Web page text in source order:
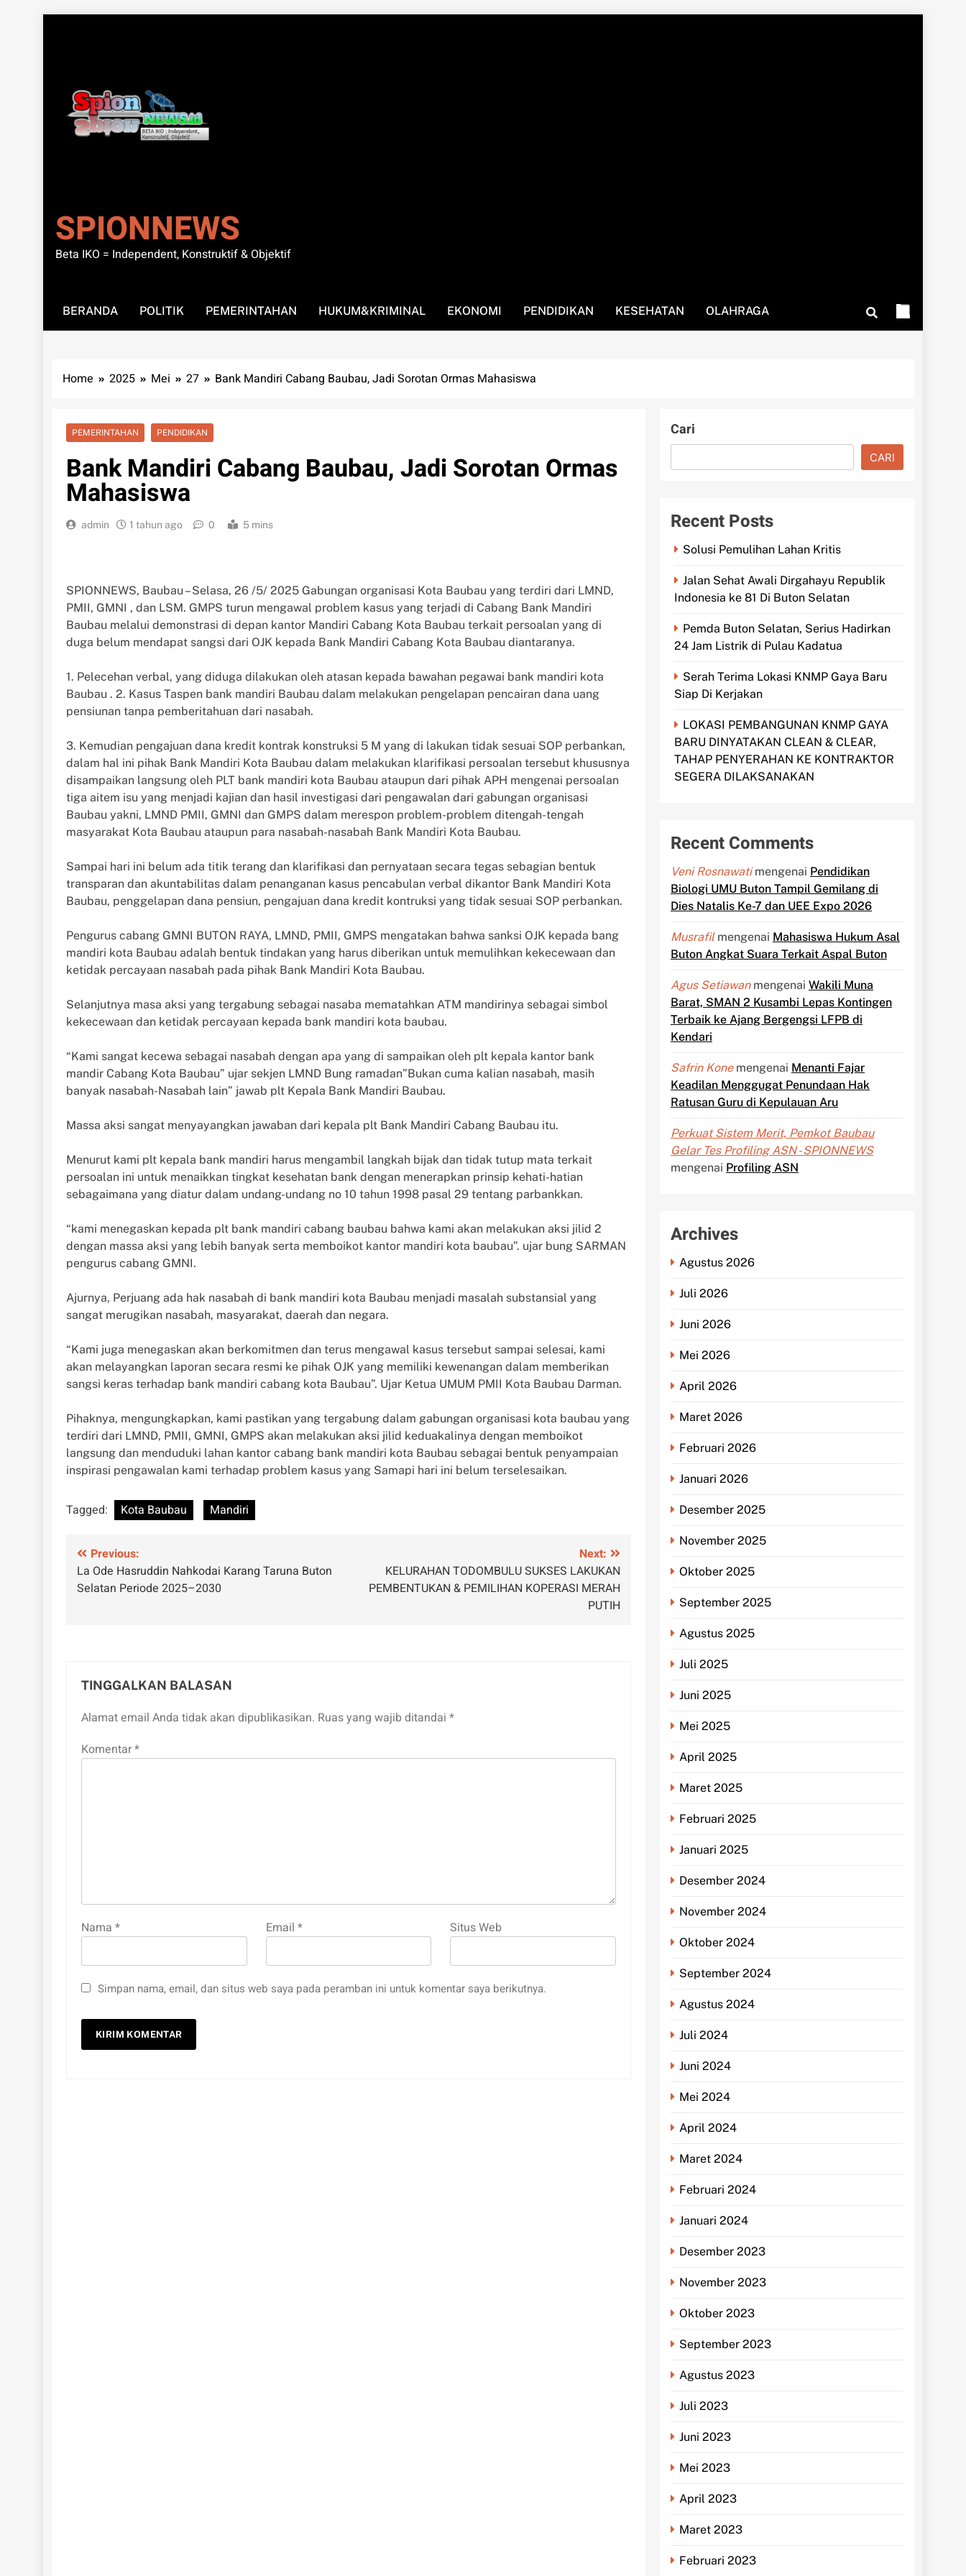
SPIONNEWS
Beta IKO = Independent, Konstruktif & Objektif
BERANDA POLITIK PEMERINTAHAN HUKUM&KRIMINAL EKONOMI PENDIDIKAN KESEHATAN OLAHRAGA
Home 2025 Mei 27 Bank Mandiri Cabang Baubau, Jadi Sorotan Ormas Mahasiswa
PEMERINTAHAN PENDIDIKAN
Bank Mandiri Cabang Baubau, Jadi Sorotan Ormas
Mahasiswa
admin 1 tahun ago 0 5 mins
SPIONNEWS, Baubau – Selasa, 26 /5/ 2025 Gabungan organisasi Kota Baubau yang terdiri dari LMND,
PMII, GMNI , dan LSM. GMPS turun mengawal problem kasus yang terjadi di Cabang Bank Mandiri
Baubau melalui demonstrasi di depan kantor Mandiri Cabang Kota Baubau terkait persoalan yang di
duga belum mendapat sangsi dari OJK kepada Bank Mandiri Cabang Kota Baubau diantaranya.
1. Pelecehan verbal, yang diduga dilakukan oleh atasan kepada bawahan pegawai bank mandiri kota
Baubau . 2. Kasus Taspen bank mandiri Baubau dalam melakukan pengelapan pencairan dana uang
pensiunan tanpa pemberitahuan dari nasabah.
3. Kemudian pengajuan dana kredit kontrak konstruksi 5 M yang di lakukan tidak sesuai SOP perbankan,
dalam hal ini pihak Bank Mandiri Kota Baubau dalam melakukan klarifikasi persoalan tersebut khususnya
disampaikan langsung oleh PLT bank mandiri kota Baubau ataupun dari pihak APH mengenai persoalan
tiga aitem isu yang menjadi kajian dan hasil investigasi dari pengawalan dari gabungan organisasi
Baubau yakni, LMND PMII, GMNI dan GMPS dalam merespon problem-problem ditengah-tengah
masyarakat Kota Baubau ataupun para nasabah-nasabah Bank Mandiri Kota Baubau.
Sampai hari ini belum ada titik terang dan klarifikasi dan pernyataan secara tegas sebagian bentuk
transparan dan akuntabilitas dalam penanganan kasus pencabulan verbal dikantor Bank Mandiri Kota
Baubau, penggelapan dana pensiun, pengajuan dana kredit kontruksi yang tidak sesuai SOP perbankan.
Pengurus cabang GMNI BUTON RAYA, LMND, PMII, GMPS mengatakan bahwa sanksi OJK kepada bang
mandiri kota Baubau adalah bentuk tindakan yang harus diberikan untuk memulihkan kekecewaan dan
ketidak percayaan nasabah pada pihak Bank Mandiri Kota Baubau.
Selanjutnya masa aksi yang tergabung sebagai nasaba mematahkan ATM mandirinya sebagai simbol
kekecewaan dan ketidak percayaan kepada bank mandiri kota baubau.
“Kami sangat kecewa sebagai nasabah dengan apa yang di sampaikan oleh plt kepala kantor bank
mandir Cabang Kota Baubau” ujar sekjen LMND Bung ramadan”Bukan cuma kalian nasabah, masih
banyak nasabah-Nasabah lain” jawab plt Kepala Bank Mandiri Baubau.
Massa aksi sangat menyayangkan jawaban dari kepala plt Bank Mandiri Cabang Baubau itu.
Menurut kami plt kepala bank mandiri harus mengambil langkah bijak dan tidak tutup mata terkait
persoalan ini untuk menaikkan tingkat kesehatan bank dengan menerapkan prinsip kehati-hatian
sebagaimana yang diatur dalam undang-undang no 10 tahun 1998 pasal 29 tentang parbankkan.
“kami menegaskan kepada plt bank mandiri cabang baubau bahwa kami akan melakukan aksi jilid 2
dengan massa aksi yang lebih banyak serta memboikot kantor mandiri kota baubau”. ujar bung SARMAN
pengurus cabang GMNI.
Ajurnya, Perjuang ada hak nasabah di bank mandiri kota Baubau menjadi masalah substansial yang
sangat merugikan nasabah, masyarakat, daerah dan negara.
“Kami juga menegaskan akan berkomitmen dan terus mengawal kasus tersebut sampai selesai, kami
akan melayangkan laporan secara resmi ke pihak OJK yang memiliki kewenangan dalam memberikan
sangsi keras terhadap bank mandiri cabang kota Baubau”. Ujar Ketua UMUM PMII Kota Baubau Darman.
Pihaknya, mengungkapkan, kami pastikan yang tergabung dalam gabungan organisasi kota baubau yang
terdiri dari LMND, PMII, GMNI, GMPS akan melakukan aksi jilid keduakalinya dengan memboikot
langsung dan menduduki lahan kantor cabang bank mandiri kota Baubau sebagai bentuk penyampaian
inspirasi pengawalan kami terhadap problem kasus yang Samapi hari ini belum terselesaikan.
Tagged: Kota Baubau Mandiri
Navigasi
pos
Previous:
La Ode Hasruddin Nahkodai Karang Taruna Buton
Selatan Periode 2025–2030
Next:
KELURAHAN TODOMBULU SUKSES LAKUKAN
PEMBENTUKAN & PEMILIHAN KOPERASI MERAH
PUTIH
TINGGALKAN BALASAN
Alamat email Anda tidak akan dipublikasikan. Ruas yang wajib ditandai *
Komentar*
Nama * Email * Situs Web
Simpan nama, email, dan situs web saya pada peramban ini untuk komentar saya berikutnya.
Cari
CARI
Recent Posts
Solusi Pemulihan Lahan Kritis
Jalan Sehat Awali Dirgahayu Republik
Indonesia ke 81 Di Buton Selatan
Pemda Buton Selatan, Serius Hadirkan
24 Jam Listrik di Pulau Kadatua
Serah Terima Lokasi KNMP Gaya Baru
Siap Di Kerjakan
LOKASI PEMBANGUNAN KNMP GAYA
BARU DINYATAKAN CLEAN & CLEAR,
TAHAP PENYERAHAN KE KONTRAKTOR
SEGERA DILAKSANAKAN
Recent Comments
Veni Rosnawatimengenai Pendidikan
Biologi UMU Buton Tampil Gemilang di
Dies Natalis Ke-7 dan UEE Expo 2026
Musrafilmengenai Mahasiswa Hukum Asal
Buton Angkat Suara Terkait Aspal Buton
Agus Setiawanmengenai Wakili Muna
Barat, SMAN 2 Kusambi Lepas Kontingen
Terbaik ke Ajang Bergengsi LFPB di
Kendari
Safrin Konemengenai Menanti Fajar
Keadilan Menggugat Penundaan Hak
Ratusan Guru di Kepulauan Aru
Perkuat Sistem Merit, Pemkot Baubau
Gelar Tes Profiling ASN - SPIONNEWS
mengenai Profiling ASN
Archives
Agustus 2026
Juli 2026
Juni 2026
Mei 2026
April 2026
Maret 2026
Februari 2026
Januari 2026
Desember 2025
November 2025
Oktober 2025
September 2025
Agustus 2025
Juli 2025
Juni 2025
Mei 2025
April 2025
Maret 2025
Februari 2025
Januari 2025
Desember 2024
November 2024
Oktober 2024
September 2024
Agustus 2024
Juli 2024
Juni 2024
Mei 2024
April 2024
Maret 2024
Februari 2024
Januari 2024
Desember 2023
November 2023
Oktober 2023
September 2023
Agustus 2023
Juli 2023
Juni 2023
Mei 2023
April 2023
Maret 2023
Februari 2023